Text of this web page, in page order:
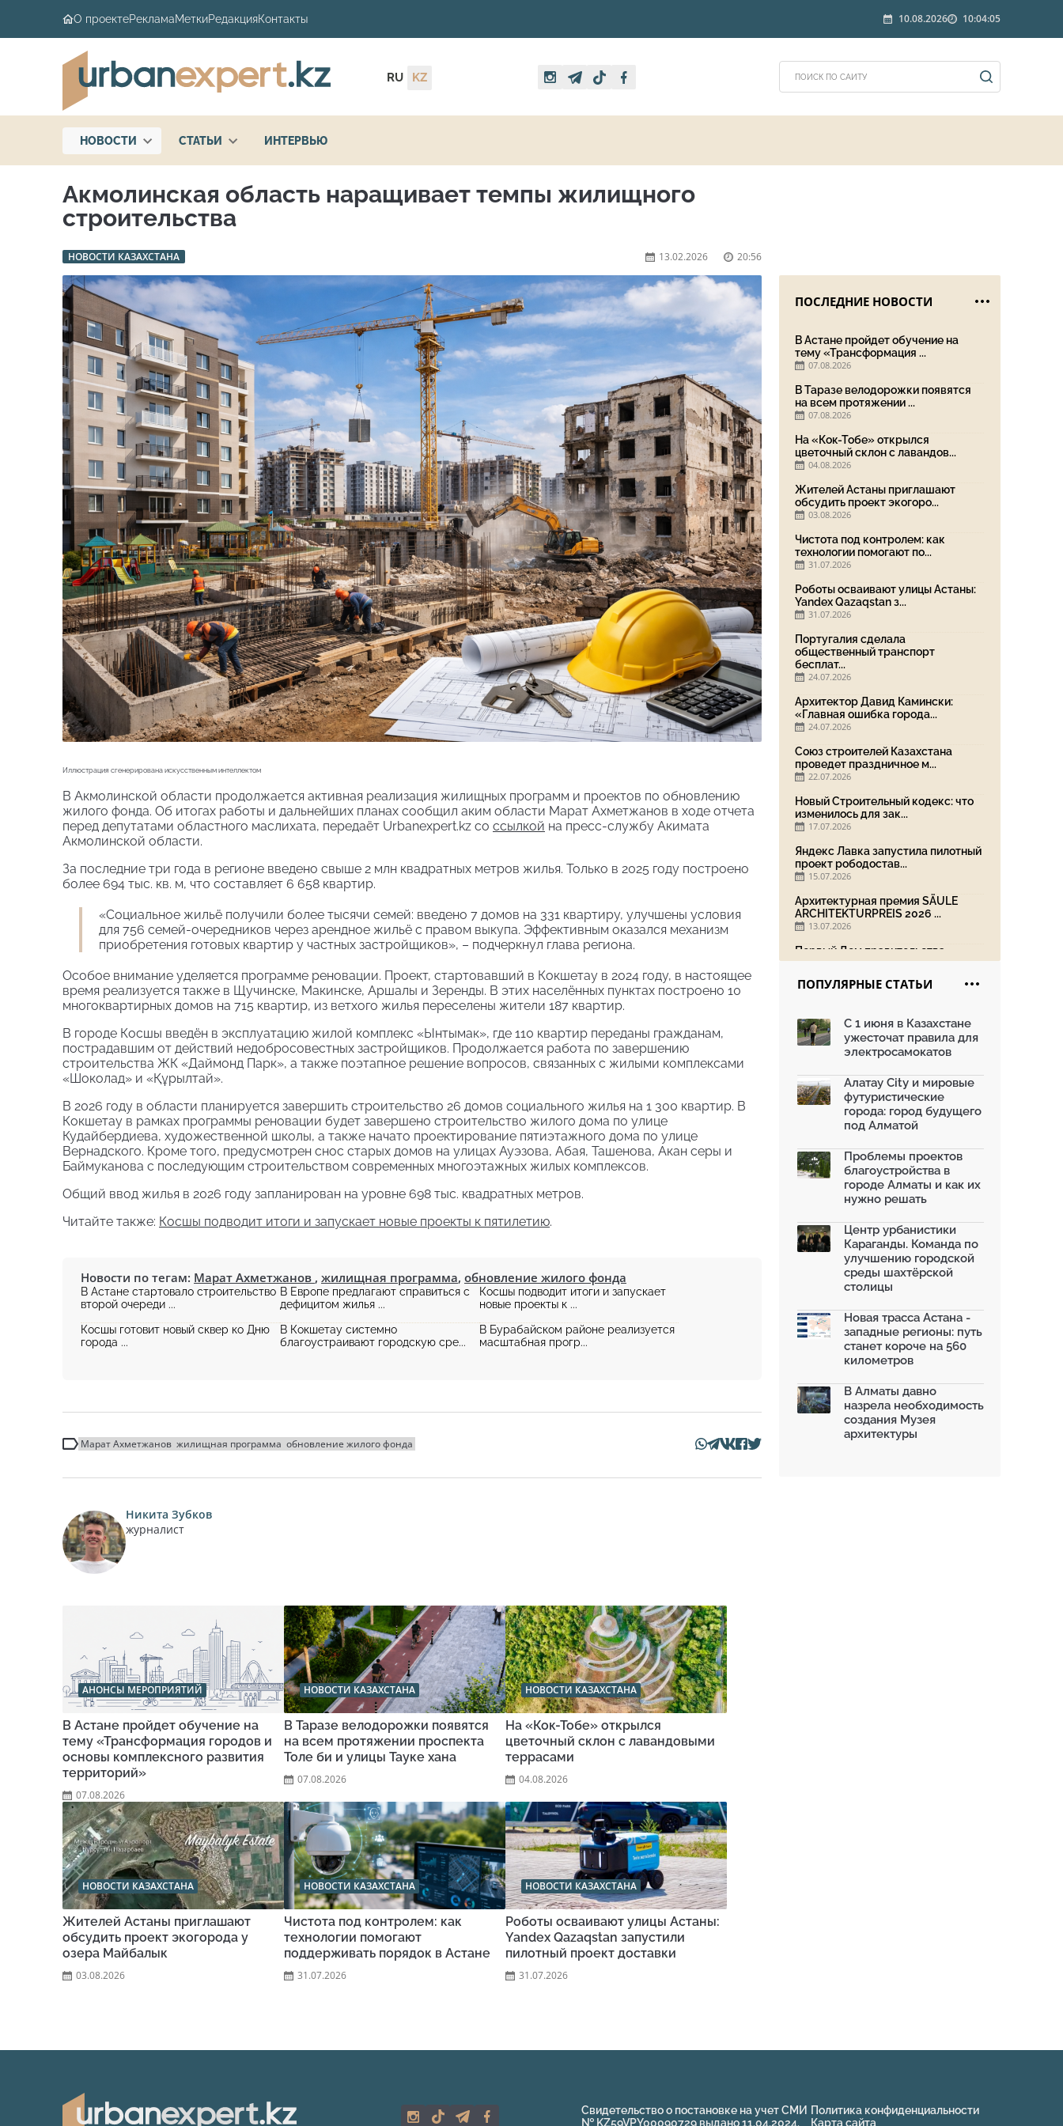
О проектеРекламаМеткиРедакцияКонтакты 10.08.2026 10:04:05
RU KZ
НОВОСТИ СТАТЬИ ИНТЕРВЬЮ
Акмолинская область наращивает темпы жилищного
строительства
НОВОСТИ КАЗАХСТАНА 13.02.2026 20:56
Иллюстрация сгенерирована искусственным интеллектом
В Акмолинской области продолжается активная реализация жилищных программ и проектов по обновлению
жилого фонда. Об итогах работы и дальнейших планах сообщил аким области Марат Ахметжанов в ходе отчета
перед депутатами областного маслихата, передаёт Urbanexpert.kz со ссылкой на пресс-службу Акимата
Акмолинской области.
За последние три года в регионе введено свыше 2 млн квадратных метров жилья. Только в 2025 году построено
более 694 тыс. кв. м, что составляет 6 658 квартир.
«Социальное жильё получили более тысячи семей: введено 7 домов на 331 квартиру, улучшены условия
для 756 семей-очередников через арендное жильё с правом выкупа. Эффективным оказался механизм
приобретения готовых квартир у частных застройщиков», – подчеркнул глава региона.
Особое внимание уделяется программе реновации. Проект, стартовавший в Кокшетау в 2024 году, в настоящее
время реализуется также в Щучинске, Макинске, Аршалы и Зеренды. В этих населённых пунктах построено 10
многоквартирных домов на 715 квартир, из ветхого жилья переселены жители 187 квартир.
В городе Косшы введён в эксплуатацию жилой комплекс «Ынтымак», где 110 квартир переданы гражданам,
пострадавшим от действий недобросовестных застройщиков. Продолжается работа по завершению
строительства ЖК «Даймонд Парк», а также поэтапное решение вопросов, связанных с жилыми комплексами
«Шоколад» и «Құрылтай».
В 2026 году в области планируется завершить строительство 26 домов социального жилья на 1 300 квартир. В
Кокшетау в рамках программы реновации будет завершено строительство жилого дома по улице
Кудайбердиева, художественной школы, а также начато проектирование пятиэтажного дома по улице
Вернадского. Кроме того, предусмотрен снос старых домов на улицах Ауэзова, Абая, Ташенова, Акан серы и
Баймуканова с последующим строительством современных многоэтажных жилых комплексов.
Общий ввод жилья в 2026 году запланирован на уровне 698 тыс. квадратных метров.
Читайте также: Косшы подводит итоги и запускает новые проекты к пятилетию.
Новости по тегам: Марат Ахметжанов , жилищная программа, обновление жилого фонда
В Астане стартовало строительство
второй очереди ...
В Европе предлагают справиться с
дефицитом жилья ...
Косшы подводит итоги и запускает
новые проекты к ...
Косшы готовит новый сквер ко Дню
города ...
В Кокшетау системно
благоустраивают городскую сре...
В Бурабайском районе реализуется
масштабная прогр...
Марат Ахметжанов жилищная программа обновление жилого фонда
Никита Зубков
журналист
АНОНСЫ МЕРОПРИЯТИЙ
В Астане пройдет обучение на
тему «Трансформация городов и
основы комплексного развития
территорий»
07.08.2026
НОВОСТИ КАЗАХСТАНА
В Таразе велодорожки появятся
на всем протяжении проспекта
Толе би и улицы Тауке хана
07.08.2026
НОВОСТИ КАЗАХСТАНА
На «Кок-Тобе» открылся
цветочный склон с лавандовыми
террасами
04.08.2026
НОВОСТИ КАЗАХСТАНА
Жителей Астаны приглашают
обсудить проект экогорода у
озера Майбалык
03.08.2026
НОВОСТИ КАЗАХСТАНА
Чистота под контролем: как
технологии помогают
поддерживать порядок в Астане
31.07.2026
НОВОСТИ КАЗАХСТАНА
Роботы осваивают улицы Астаны:
Yandex Qazaqstan запустили
пилотный проект доставки
31.07.2026
ПОСЛЕДНИЕ НОВОСТИ
В Астане пройдет обучение на
тему «Трансформация ...
07.08.2026
В Таразе велодорожки появятся
на всем протяжении ...
07.08.2026
На «Кок-Тобе» открылся
цветочный склон с лавандов...
04.08.2026
Жителей Астаны приглашают
обсудить проект экогоро...
03.08.2026
Чистота под контролем: как
технологии помогают по...
31.07.2026
Роботы осваивают улицы Астаны:
Yandex Qazaqstan з...
31.07.2026
Португалия сделала
общественный транспорт
бесплат...
24.07.2026
Архитектор Давид Камински:
«Главная ошибка города...
24.07.2026
Союз строителей Казахстана
проведет праздничное м...
22.07.2026
Новый Строительный кодекс: что
изменилось для зак...
17.07.2026
Яндекс Лавка запустила пилотный
проект рободостав...
15.07.2026
Архитектурная премия SÄULE
ARCHITEKTURPREIS 2026 ...
13.07.2026
Первый Дом правительства
Алматы станет главной те...
08.07.2026
Ко Дню столицы в Нуре
06.07.2026
Жара в городах: как застройка
влияет на температу...
03.07.2026
МЧС усилило мониторинг рек и
моренных озер после ...
02.07.2026
На общественных слушаниях
30.06.2026
На слушаниях по корректировке
СЭО Генплана Алматы...
30.06.2026
Таразе станет экопарком...
22.06.2026
ПОПУЛЯРНЫЕ СТАТЬИ
С 1 июня в Казахстане
ужесточат правила для
электросамокатов
Алатау City и мировые
футуристические
города: город будущего
под Алматой
Проблемы проектов
благоустройства в
городе Алматы и как их
нужно решать
Центр урбанистики
Караганды. Команда по
улучшению городской
среды шахтёрской
столицы
Новая трасса Астана -
западные регионы: путь
станет короче на 560
километров
В Алматы давно
назрела необходимость
создания Музея
архитектуры
Свидетельство о постановке на учет СМИ
№ KZ59VPY00090729 выдано 11.04.2024.
Политика конфиденциальности
Карта сайта